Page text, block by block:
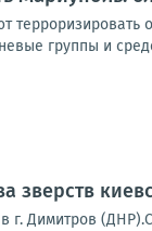
группы и
зверств
г. Димитров